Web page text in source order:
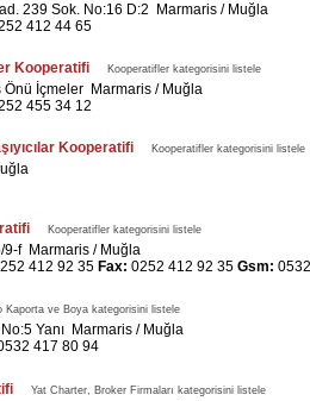
239 Sok. No:16 D:2 Marmaris / Muğla
412 44 65
Kooperatifi Kooperatifler kategorisini listele
Önü İçmeler Marmaris / Muğla
455 34 12
Kooperatifi Kooperatifler kategorisini listele
Kooperatifler kategorisini listele
9-f Marmaris / Muğla
412 92 35 Fax: 0252 412 92 35 Gsm:
Kaporta ve Boya kategorisini listele
Yanı Marmaris / Muğla
417 80 94
Yat Charter, Broker Firmaları kategorisini listele